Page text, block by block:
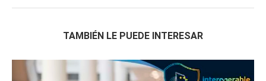
TAMBIÉN LE PUEDE INTERESAR